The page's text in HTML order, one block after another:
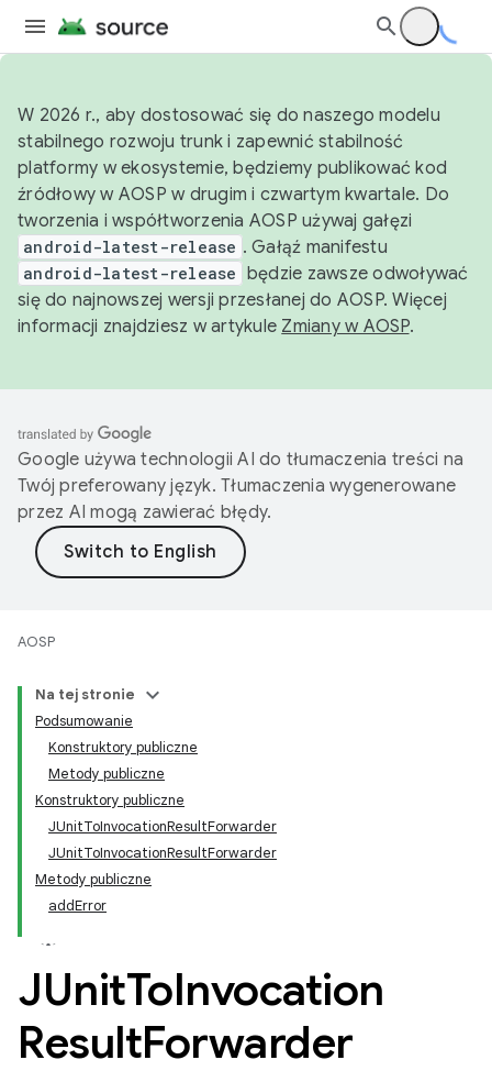
W 2026 r., aby dostosować się do naszego modelu
stabilnego rozwoju trunk i zapewnić stabilność
platformy w ekosystemie, będziemy publikować kod
źródłowy w AOSP w drugim i czwartym kwartale. Do
tworzenia i współtworzenia AOSP używaj gałęzi
android-latest-release . Gałąź manifestu
android-latest-release będzie zawsze odwoływać
się do najnowszej wersji przesłanej do AOSP. Więcej
informacji znajdziesz w artykule Zmiany w AOSP.
Google używa technologii AI do tłumaczenia treści na
Twój preferowany język. Tłumaczenia wygenerowane
przez AI mogą zawierać błędy.
AOSP
Na tej stronie
Podsumowanie
Konstruktory publiczne
Metody publiczne
Konstruktory publiczne
JUnitToInvocationResultForwarder
JUnitToInvocationResultForwarder
Metody publiczne
addError
JUnitToInvocation
ResultForwarder